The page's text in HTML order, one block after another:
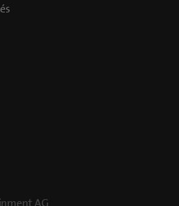
AG